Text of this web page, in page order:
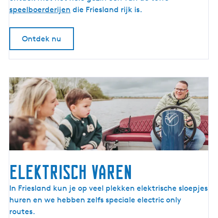
r
r
speelboerderijen die Friesland rijk is.
Ontdek nu
Elektrisch varen
E
l
e
In Friesland kun je op veel plekken elektrische sloepjes
huren en we hebben zelfs speciale electric only
routes.